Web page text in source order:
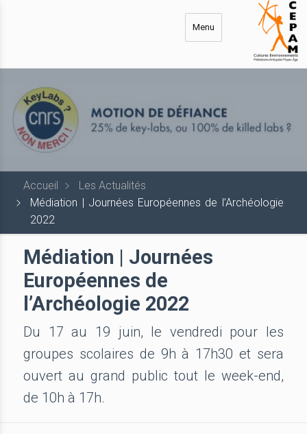
Menu
Accueil
Les Actualités
Médiation | Journées Européennes de l’Archéologie
2022
Médiation | Journées
Européennes de
l’Archéologie 2022
Du 17 au 19 juin, le vendredi pour les
groupes scolaires de 9h à 17h30 et sera
ouvert au grand public tout le week-end,
de 10h à 17h.